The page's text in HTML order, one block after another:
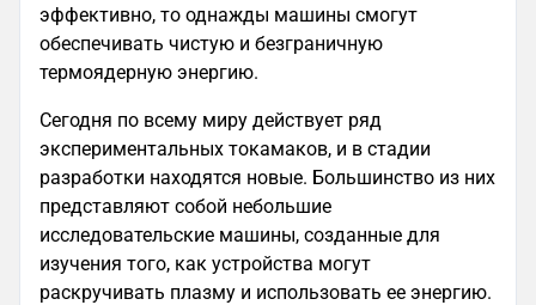
эффективно, то однажды машины смогут
обеспечивать чистую и безграничную
термоядерную энергию.
Сегодня по всему миру действует ряд
экспериментальных токамаков, и в стадии
разработки находятся новые. Большинство из них
представляют собой небольшие
исследовательские машины, созданные для
изучения того, как устройства могут
раскручивать плазму и использовать ее энергию.